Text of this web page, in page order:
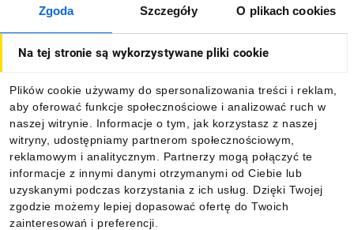
Zgoda Szczegóły O plikach cookies
Na tej stronie są wykorzystywane pliki cookie
Plików cookie używamy do spersonalizowania treści i reklam,
aby oferować funkcje społecznościowe i analizować ruch w
naszej witrynie. Informacje o tym, jak korzystasz z naszej
witryny, udostępniamy partnerom społecznościowym,
reklamowym i analitycznym. Partnerzy mogą połączyć te
informacje z innymi danymi otrzymanymi od Ciebie lub
uzyskanymi podczas korzystania z ich usług. Dzięki Twojej
zgodzie możemy lepiej dopasować ofertę do Twoich
zainteresowań i preferencji.
O firmie
Informacje
Pobierz naszą aplikację mobilną: